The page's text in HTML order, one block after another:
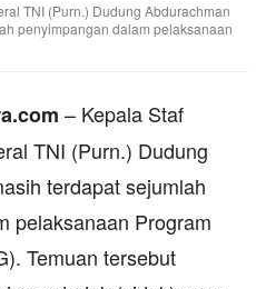
TNI (Purn.) Dudung Abdurachman
penyimpangan dalam pelaksanaan
– Kepala Staf
TNI (Purn.) Dudung
terdapat sejumlah
pelaksanaan Program
Temuan tersebut